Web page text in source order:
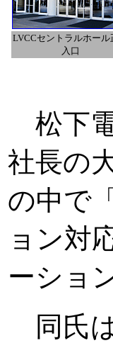
LVCCセントラルホール
入口
松下電
社長の
の中で
ョン対
ーショ
同氏